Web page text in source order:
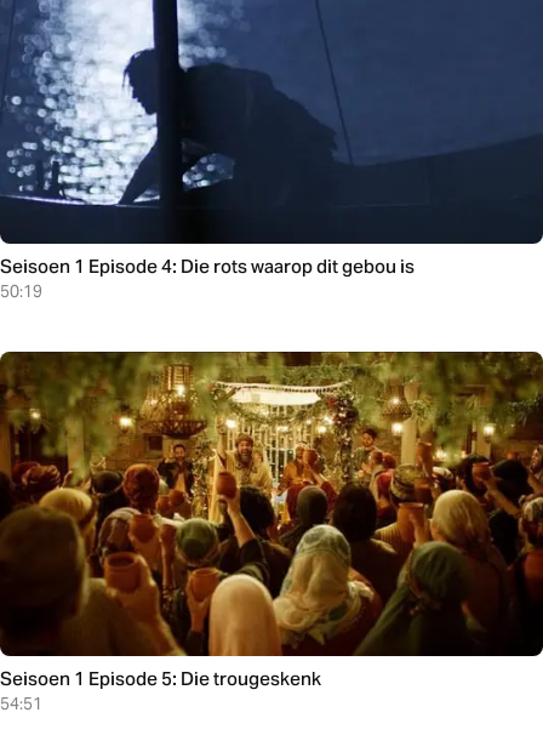
Seisoen 1 Episode 4: Die rots waarop dit gebou is
50:19
Seisoen 1 Episode 5: Die trougeskenk
54:51